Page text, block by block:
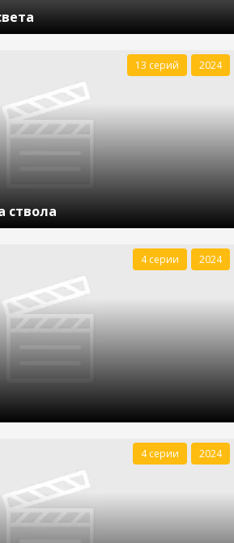
ствола
13 серий 2024
4 серии 2024
4 серии 2024